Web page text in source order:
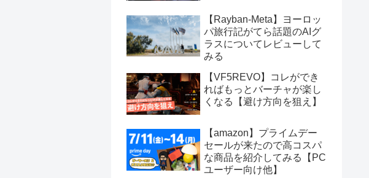
【Rayban-Meta】ヨーロッ
パ旅行記がてら話題のAIグ
ラスについてレビューして
みる
【VF5REVO】コレができ
ればもっとバーチャが楽し
くなる【避け方向を狙え】
【amazon】プライムデー
セールが来たので高コスパ
な商品を紹介してみる【PC
ユーザー向け他】